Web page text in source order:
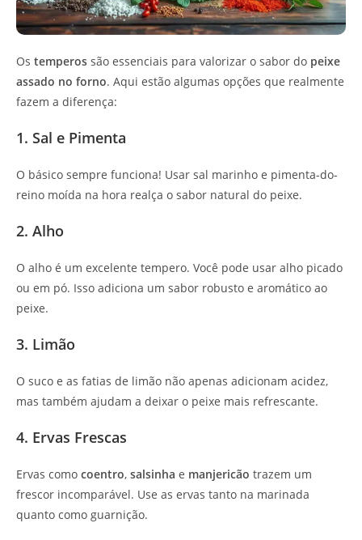
Os temperos são essenciais para valorizar o sabor do peixe
assado no forno. Aqui estão algumas opções que realmente
fazem a diferença:
1. Sal e Pimenta
O básico sempre funciona! Usar sal marinho e pimenta-do-
reino moída na hora realça o sabor natural do peixe.
2. Alho
O alho é um excelente tempero. Você pode usar alho picado
ou em pó. Isso adiciona um sabor robusto e aromático ao
peixe.
3. Limão
O suco e as fatias de limão não apenas adicionam acidez,
mas também ajudam a deixar o peixe mais refrescante.
4. Ervas Frescas
Ervas como coentro, salsinha e manjericão trazem um
frescor incomparável. Use as ervas tanto na marinada
quanto como guarnição.